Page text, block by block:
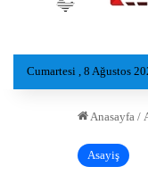
Cumartesi , 8 Ağustos
Anasayfa /
Asayiş